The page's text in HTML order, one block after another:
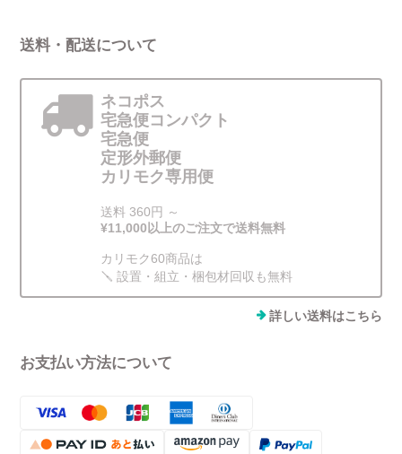
送料・配送について
ネコポス
宅急便コンパクト
宅急便
定形外郵便
カリモク専用便
送料 360円 ～
¥11,000以上のご注文で送料無料
カリモク60商品は
🪛 設置・組立・梱包材回収も無料
詳しい送料はこちら
お支払い方法について